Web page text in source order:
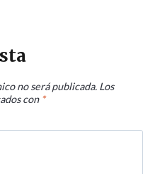
no será publicada. Los
con *